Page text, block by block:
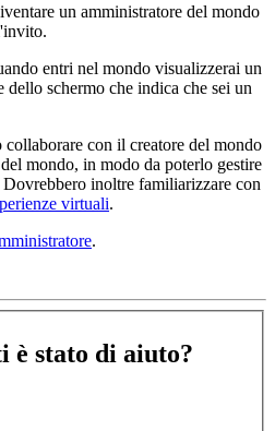
un amministratore del mondo
entri nel mondo visualizzerai un
dello schermo che indica che sei un
con il creatore del mondo
mondo, in modo da poterlo gestire
inoltre familiarizzare con
virtuali.
.
è stato di aiuto?